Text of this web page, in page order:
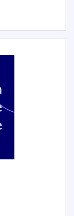
travaux